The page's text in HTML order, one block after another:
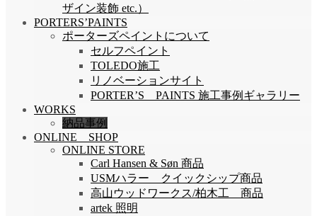
ザイン装飾 etc.）
PORTERS’PAINTS
ポーターズペイントについて
セルフペイント
TOLEDO施工
リノベーションサイト
PORTER’S PAINTS 施工事例ギャラリー
WORKS
納品事例
ONLINE SHOP
ONLINE STORE
Carl Hansen & Søn 商品
USMハラー クイックシップ商品
高山ウッドワークス/柏木工 商品
artek 照明